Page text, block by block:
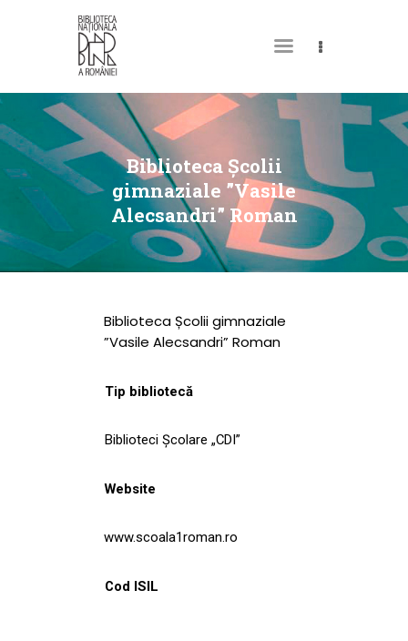
Biblioteca Școlii
gimnaziale ”Vasile
Alecsandri” Roman
DESPRE NOI
PERMISUL MEU DE
BIBLIOTECĂ
CATALOAGE ȘI
COLECȚII
BIBLIOTECA DIGITALĂ
EVENIMENTE
CULTURALE
NOUTĂȚI
Biblioteca Școlii gimnaziale
”Vasile Alecsandri” Roman
Tip bibliotecă
Biblioteci Școlare „CDI”
Website
www.scoala1roman.ro
Cod ISIL